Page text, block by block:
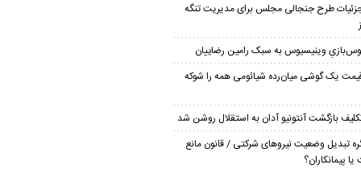
طرح جنجالی مجلس برای مدیریت تنگه
وینیسیوس به سبک رامین رضاییان
یک گوشی میان‌رده شیائومی همه را شوکه
بازگشت آنتونیو آدان به استقلال روشن شد
تبدیل وضعیت نیروهای شرکتی / قانون مانع
پیمانکاران؟